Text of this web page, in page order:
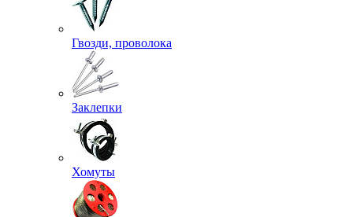
Гвозди, проволока
Заклепки
Хомуты